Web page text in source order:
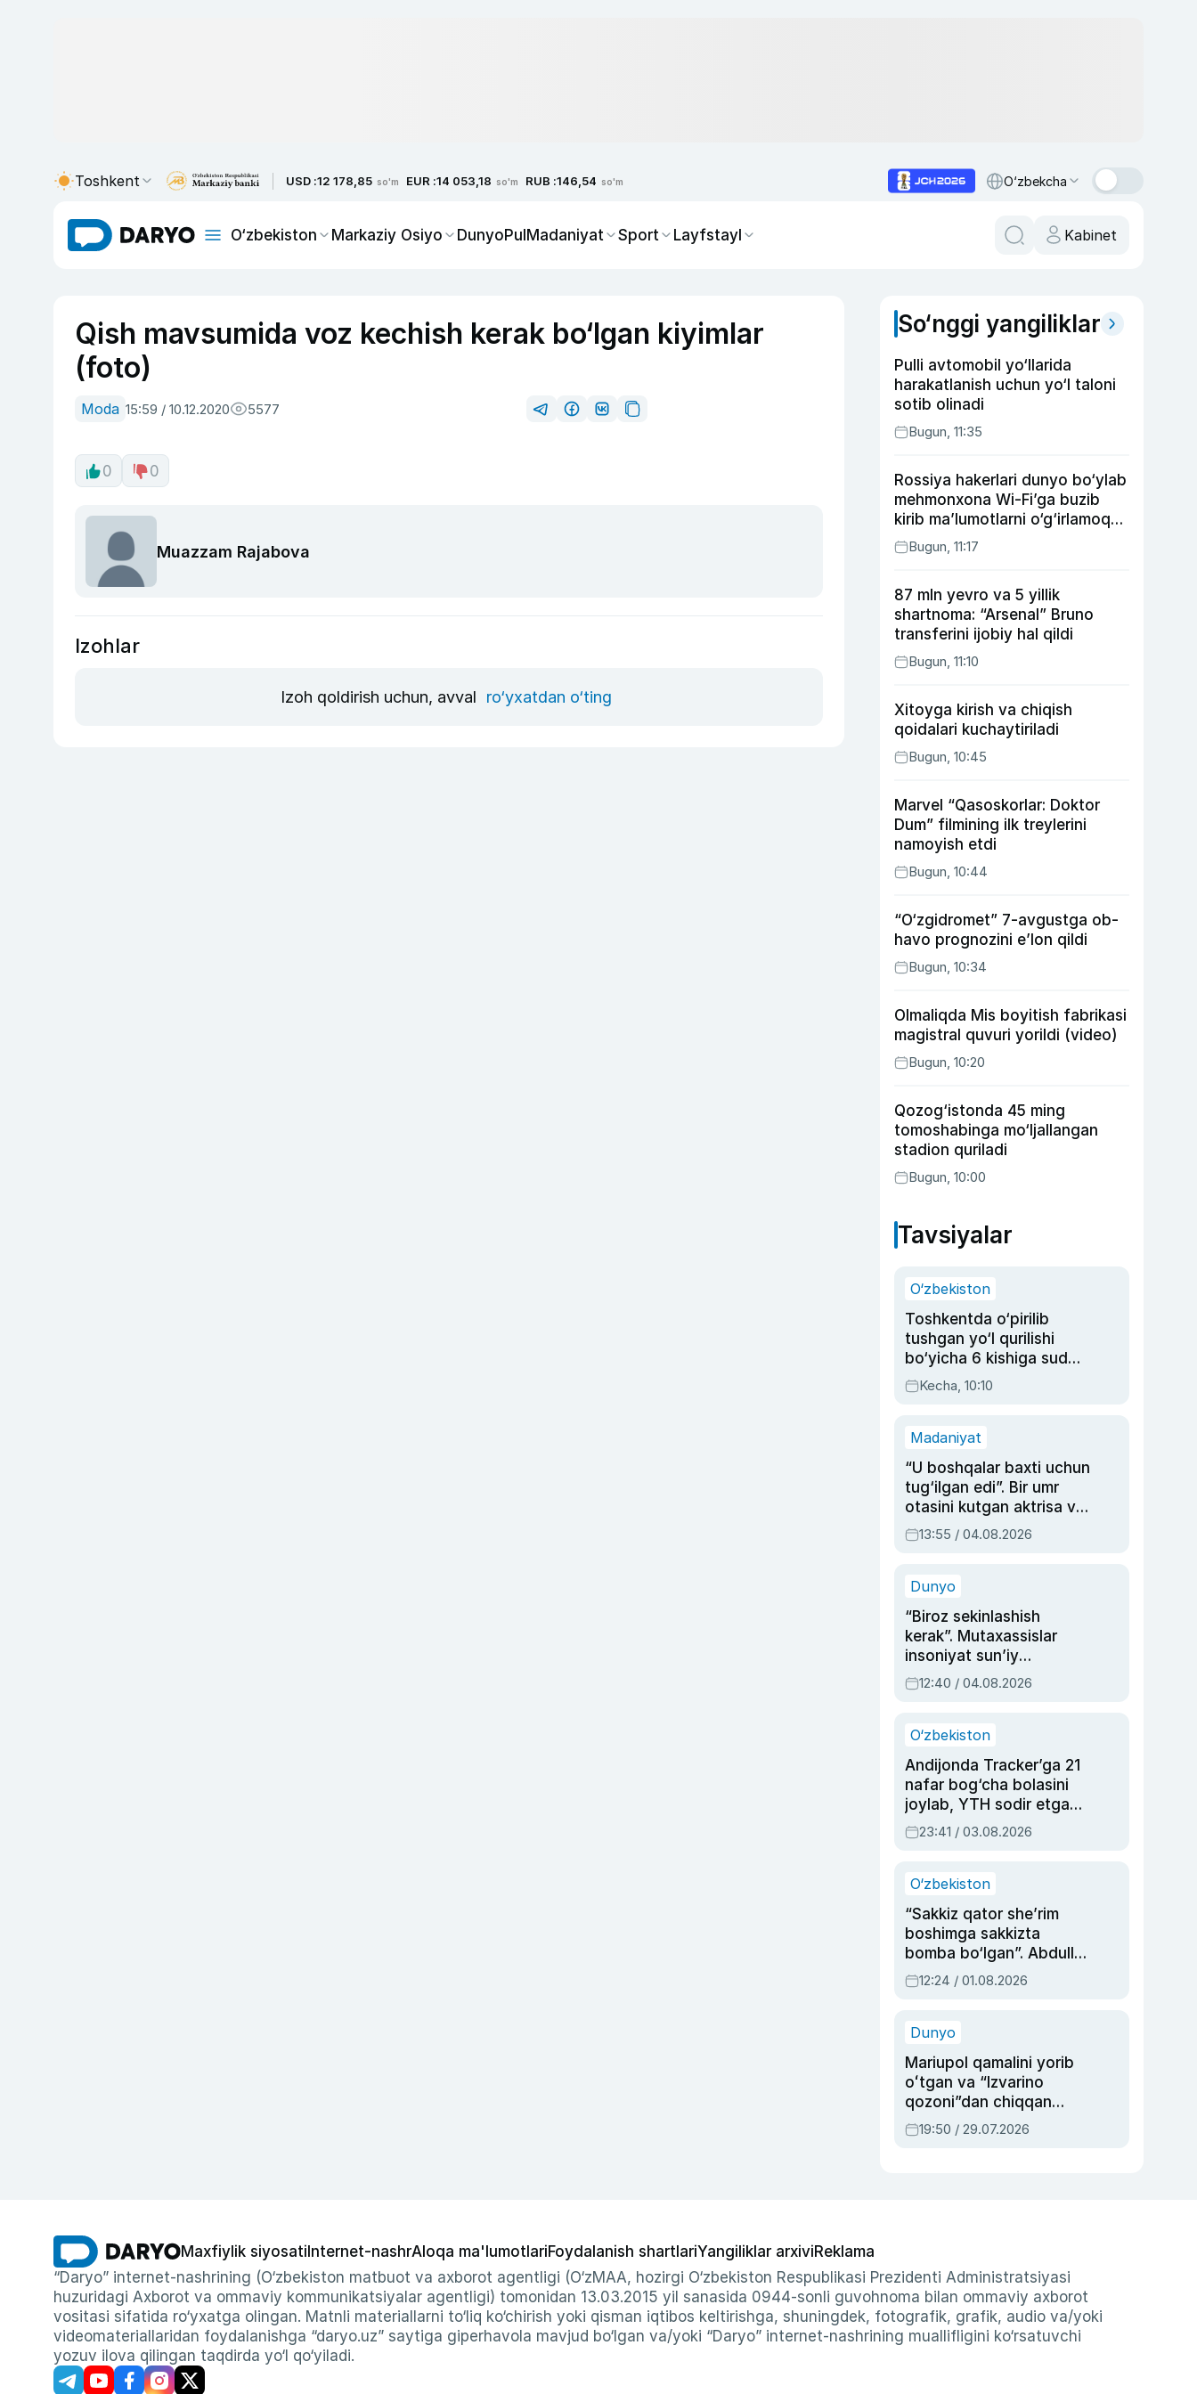
Toshkent USD :12 178,85 so'm EUR :14 053,18 so'm RUB :146,54 so'm O‘zbekcha
O‘zbekiston Markaziy Osiyo DunyoPulMadaniyat Sport Layfstayl Kabinet
Qish mavsumida voz kechish kerak bo‘lgan kiyimlar
(foto)
Moda 15:59 / 10.12.2020 5577
0 0
Muazzam Rajabova
Izohlar
Izoh qoldirish uchun, avval ro‘yxatdan o‘ting
So‘nggi yangiliklar
Pulli avtomobil yo‘llarida
harakatlanish uchun yo‘l taloni
sotib olinadi
Bugun, 11:35
Rossiya hakerlari dunyo bo‘ylab
mehmonxona Wi-Fi’ga buzib
kirib ma’lumotlarni o‘g‘irlamoqda
— Microsoft
Bugun, 11:17
87 mln yevro va 5 yillik
shartnoma: “Arsenal” Bruno
transferini ijobiy hal qildi
Bugun, 11:10
Xitoyga kirish va chiqish
qoidalari kuchaytiriladi
Bugun, 10:45
Marvel “Qasoskorlar: Doktor
Dum” filmining ilk treylerini
namoyish etdi
Bugun, 10:44
“O‘zgidromet” 7-avgustga ob-
havo prognozini e’lon qildi
Bugun, 10:34
Olmaliqda Mis boyitish fabrikasi
magistral quvuri yorildi (video)
Bugun, 10:20
Qozog‘istonda 45 ming
tomoshabinga mo‘ljallangan
stadion quriladi
Bugun, 10:00
Tavsiyalar
O‘zbekiston
Toshkentda o‘pirilib
tushgan yo‘l qurilishi
bo‘yicha 6 kishiga sud
hukmi o‘qildi
Kecha, 10:10
Madaniyat
“U boshqalar baxti uchun
tug‘ilgan edi”. Bir umr
otasini kutgan aktrisa va
dublyaj ustasi Rimma
Ahmedovaning
13:55 / 04.08.2026
Dunyo
“Biroz sekinlashish
kerak”. Mutaxassislar
insoniyat sun’iy
intellektni boshqara
olmay qolishidan xavotir
12:40 / 04.08.2026
O‘zbekiston
Andijonda Tracker’ga 21
nafar bog‘cha bolasini
joylab, YTH sodir etgan
ayolga sud hukmi o‘qildi
23:41 / 03.08.2026
O‘zbekiston
“Sakkiz qator she’rim
boshimga sakkizta
bomba bo‘lgan”. Abdulla
Oripovni siyosiy
ayblovlardan asrab
12:24 / 01.08.2026
Dunyo
Mariupol qamalini yorib
oʻtgan va “Izvarino
qozoni”dan chiqqan
qahramon — Ukraina
armiyasi bosh
19:50 / 29.07.2026
Maxfiylik siyosati Internet-nashrAloqa ma'lumotlariFoydalanish shartlariYangiliklar arxiviReklama
“Daryo” internet-nashrining (O‘zbekiston matbuot va axborot agentligi (O‘zMAA, hozirgi O‘zbekiston Respublikasi Prezidenti Administratsiyasi
huzuridagi Axborot va ommaviy kommunikatsiyalar agentligi) tomonidan 13.03.2015 yil sanasida 0944-sonli guvohnoma bilan ommaviy axborot
vositasi sifatida ro‘yxatga olingan. Matnli materiallarni to‘liq ko‘chirish yoki qisman iqtibos keltirishga, shuningdek, fotografik, grafik, audio va/yoki
videomateriallaridan foydalanishga “daryo.uz” saytiga giperhavola mavjud bo‘lgan va/yoki “Daryo” internet-nashrining muallifligini ko‘rsatuvchi
yozuv ilova qilingan taqdirda yo‘l qo‘yiladi.